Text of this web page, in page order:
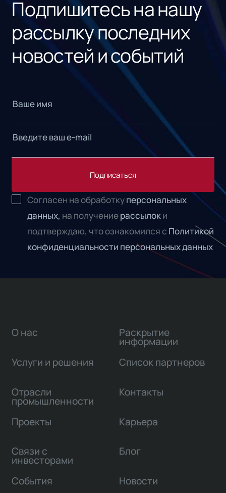
Подпишитесь на нашу
рассылку последних
новостей и событий
Подписаться
Согласен на обработкуперсональных
данных, на получениерассылоки
подтверждаю, что ознакомился с Политикой
конфиденциальности персональных данных
О нас
Услуги и решения
Отрасли
промышленности
Проекты
Связи с
инвесторами
Раскрытие
информации
Список партнеров
Контакты
Карьера
Блог
События Новости